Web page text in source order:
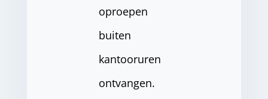
oproepen
buiten
kantooruren
ontvangen.